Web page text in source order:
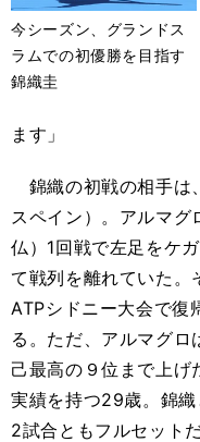
今シーズン、グランドス
ラムでの初優勝を目指す
錦織圭
ます」
錦織の初戦の相手は
スペイン）。アルマグ
仏）1回戦で左足をケ
て戦列を離れていた。
ATPシドニー大会で復
る。ただ、アルマグロ
己最高の９位まで上げ
実績を持つ29歳。錦織
2試合ともフルセットだ